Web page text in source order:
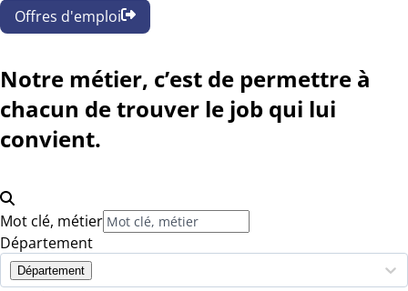
Offres d'emploi
Notre métier, c’est de permettre à
chacun de trouver le job qui lui
convient.
Mot clé, métier
Département
Département